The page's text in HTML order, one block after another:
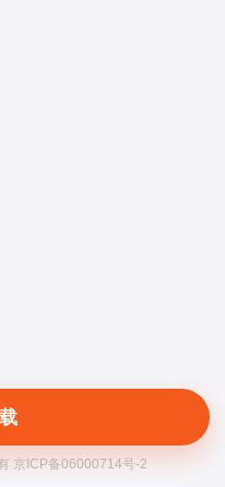
京ICP备06000714号-2